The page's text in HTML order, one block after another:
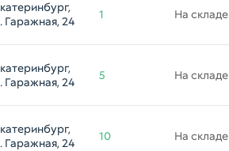
Гаражная, 24
1 На складе
Гаражная, 24
5 На складе
Гаражная, 24
10 На складе